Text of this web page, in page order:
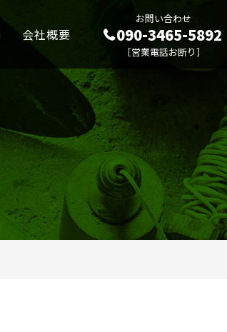
会社概要
お問い合わせ
090-3465-5892
［営業電話お断り］